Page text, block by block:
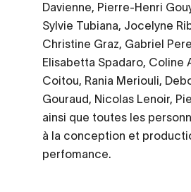
Davienne, Pierre-Henri
Sylvie Tubiana, Jocelyne
Christine Graz, Gabriel
Elisabetta Spadaro, Coline
Coitou, Rania Meriouli,
Gouraud, Nicolas Lenoir,
ainsi que toutes les
à la conception et
perfomance.